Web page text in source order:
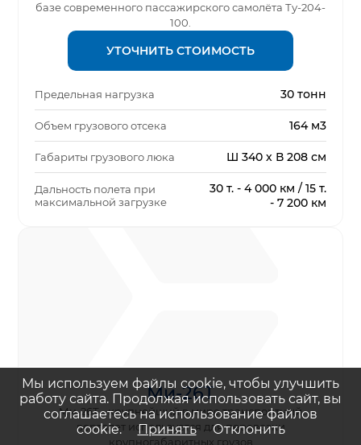
базе современного пассажирского самолёта Ту-204-
100.
УТОЧНИТЬ СТОИМОСТЬ
Предельная нагрузка 30 тонн
Объем грузового отсека 164 м3
Габариты грузового люка Ш 340 х В 208 см
Дальность полета при
максимальной загрузке
30 т. - 4 000 км / 15 т.
- 7 200 км
Ми-26Т
Ми-26Т - крупнейший в мире транспортный
вертолет используется для перевозки
крупногабаритных грузов
Мы используем файлы cookie, чтобы улучшить
работу сайта. Продолжая использовать сайт, вы
соглашаетесь на использование файлов
cookie.
Принять Отклонить